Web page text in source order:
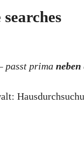
passt prima neben